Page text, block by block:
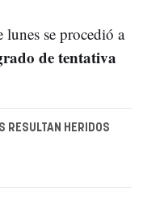
lunes se procedió a
de tentativa
RESULTAN HERIDOS